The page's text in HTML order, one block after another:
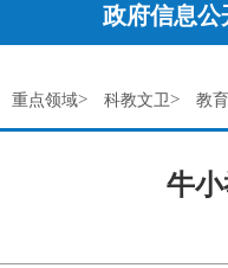
政府信息公
重点领域> 科教文卫> 教
牛